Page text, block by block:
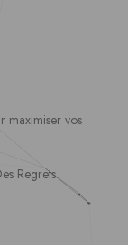
maximiser vos
Regrets